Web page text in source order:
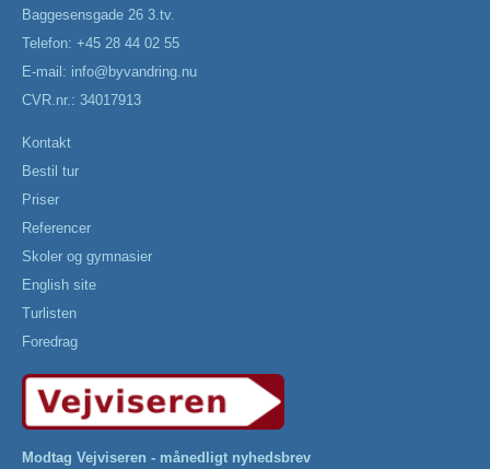
Baggesensgade 26 3.tv.
Telefon: +45 28 44 02 55
E-mail: info@byvandring.nu
CVR.nr.: 34017913
Kontakt
Bestil tur
Priser
Referencer
Skoler og gymnasier
English site
Turlisten
Foredrag
Modtag Vejviseren - månedligt nyhedsbrev